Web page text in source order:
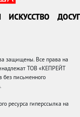
ИСКУССТВО ДОСУГ
защищены. Все права на
ТОВ «КЕПРЕЙТ
письменного
ресурса гиперссылка на